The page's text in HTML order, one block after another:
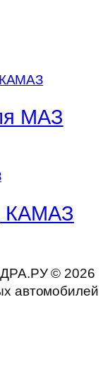
МАЗ
КАМАЗ
© 2026
автомобилей